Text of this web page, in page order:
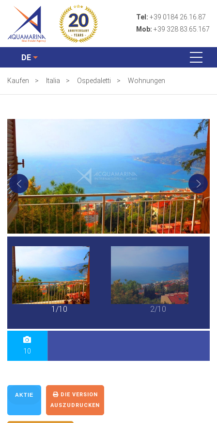
Tel: +39 0184 26.16.87
Mob: +39 328 83.65.167
DE
Kaufen > Italia > Ospedaletti > Wohnungen
1/10 2/10
10
AKTIE
DIE VERSION
AUSZUDRUCKEN